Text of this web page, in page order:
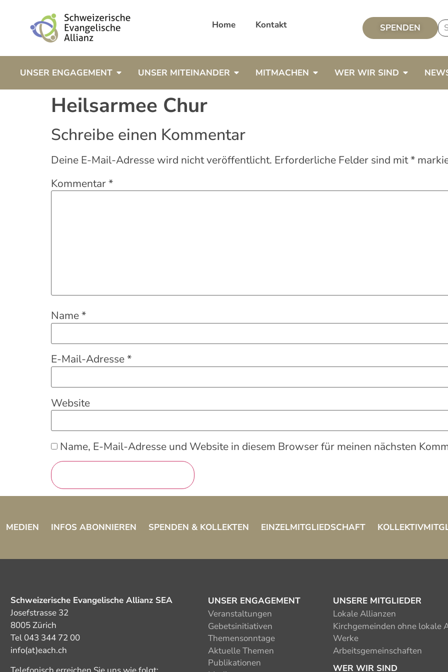
Home Kontakt SPENDEN
UNSER ENGAGEMENT UNSER MITEINANDER MITMACHEN WER WIR SIND
Heilsarmee Chur
Schreibe einen Kommentar
Deine E-Mail-Adresse wird nicht veröffentlicht. Erforderliche Felder sind mit*
Kommentar*
Name*
E-Mail-Adresse*
Website
Name, E-Mail-Adresse und Website in diesem Browser für meinen nächsten
MEDIEN INFOS ABONNIEREN SPENDEN & KOLLEKTEN EINZELMITGLIEDSCHAFT
Schweizerische Evangelische Allianz SEA
Josefstrasse 32
8005 Zürich
Tel 043 344 72 00
info(at)each.ch
UNSER ENGAGEMENT
Veranstaltungen
Gebetsinitiativen
Themensonntage
Aktuelle Themen
Publikationen
UNSERE MITGLIEDER
Lokale Allianzen
Kirchgemeinden ohne lokale
Werke
Arbeitsgemeinschaften
WER WIR SIND